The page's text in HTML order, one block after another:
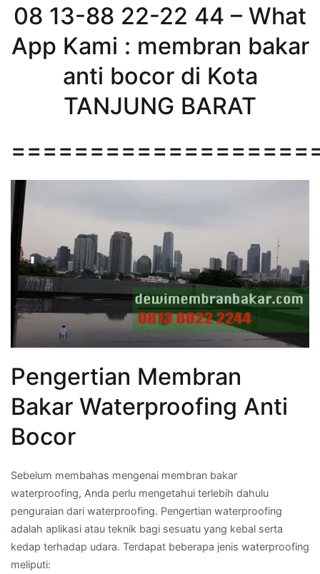
08 13-88 22-22 44 – What
App Kami : membran bakar
anti bocor di Kota
TANJUNG BARAT
Pengertian Membran
Bakar Waterproofing Anti
Bocor
Sebelum membahas mengenai membran bakar
waterproofing, Anda perlu mengetahui terlebih dahulu
penguraian dari waterproofing. Pengertian waterproofing
adalah aplikasi atau teknik bagi sesuatu yang kebal serta
kedap terhadap udara. Terdapat beberapa jenis waterproofing
meliputi: